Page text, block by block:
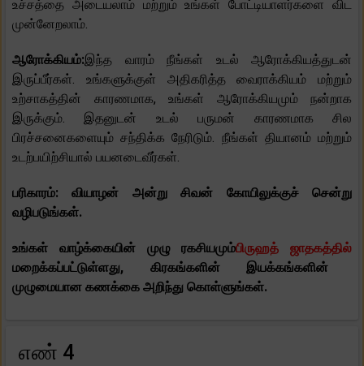
உச்சத்தை அடையலாம் மற்றும் உங்கள் போட்டியாளர்களை விட
முன்னேறலாம்.
ஆரோக்கியம்:இந்த வாரம் நீங்கள் உடல் ஆரோக்கியத்துடன்
இருப்பீர்கள். உங்களுக்குள் அதிகரித்த வைராக்கியம் மற்றும்
உற்சாகத்தின் காரணமாக, உங்கள் ஆரோக்கியமும் நன்றாக
இருக்கும். இதனுடன் உடல் பருமன் காரணமாக சில
பிரச்சனைகளையும் சந்திக்க நேரிடும். நீங்கள் தியானம் மற்றும்
உடற்பயிற்சியால் பயனடைவீர்கள்.
பரிகாரம்: வியாழன் அன்று சிவன் கோயிலுக்குச் சென்று
வழிபடுங்கள்.
உங்கள் வாழ்க்கையின் முழு ரகசியமும்பிருஹத் ஜாதகத்தில்
மறைக்கப்பட்டுள்ளது, கிரகங்களின் இயக்கங்களின்
முழுமையான கணக்கை அறிந்து கொள்ளுங்கள்.
எண் 4